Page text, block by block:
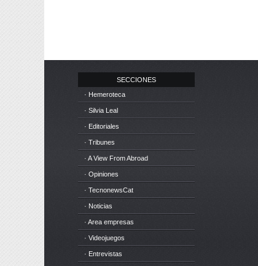
SECCIONES
· Hemeroteca
· Silvia Leal
· Editoriales
· Tribunes
· A View From Abroad
· Opiniones
· TecnonewsCat
· Noticias
· Area empresas
· Videojuegos
· Entrevistas